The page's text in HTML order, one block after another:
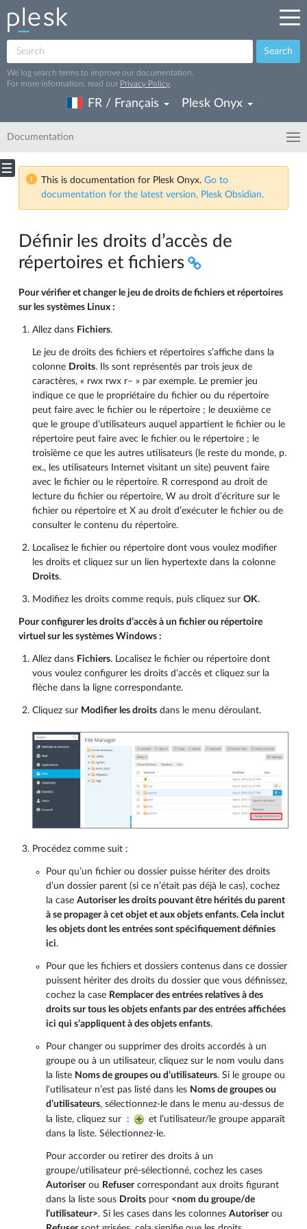
Search
We log search terms to improve our documentation.
For more information, read our Privacy Policy
FR / Français Plesk Onyx
Documentation
This is documentation for Plesk Onyx. Go to
documentation for the latest version, Plesk Obsidian.
Définir les droits d’accès de
répertoires et fichiers
Pour vérifier et changer le jeu de droits de fichiers et répertoires
sur les systèmes Linux :
Allez dans Fichiers.
Le jeu de droits des fichiers et répertoires s’affiche dans la
colonne Droits. Ils sont représentés par trois jeux de
caractères, « rwx rwx r– » par exemple. Le premier jeu
indique ce que le propriétaire du fichier ou du répertoire
peut faire avec le fichier ou le répertoire ; le deuxième ce
que le groupe d’utilisateurs auquel appartient le fichier ou le
répertoire peut faire avec le fichier ou le répertoire ; le
troisième ce que les autres utilisateurs (le reste du monde, p.
ex., les utilisateurs Internet visitant un site) peuvent faire
avec le fichier ou le répertoire. R correspond au droit de
lecture du fichier ou répertoire, W au droit d’écriture sur le
fichier ou répertoire et X au droit d’exécuter le fichier ou de
consulter le contenu du répertoire.
Localisez le fichier ou répertoire dont vous voulez modifier
les droits et cliquez sur un lien hypertexte dans la colonne
Droits.
Modifiez les droits comme requis, puis cliquez sur OK.
Pour configurer les droits d’accès à un fichier ou répertoire
virtuel sur les systèmes Windows :
Allez dans Fichiers. Localisez le fichier ou répertoire dont
vous voulez configurer les droits d’accès et cliquez sur la
flèche dans la ligne correspondante.
Cliquez sur Modifier les droits dans le menu déroulant.
Procédez comme suit :
Pour qu’un fichier ou dossier puisse hériter des droits
d’un dossier parent (si ce n’était pas déjà le cas), cochez
la case Autoriser les droits pouvant être hérités du parent
à se propager à cet objet et aux objets enfants. Cela inclut
les objets dont les entrées sont spécifiquement définies
ici.
Pour que les fichiers et dossiers contenus dans ce dossier
puissent hériter des droits du dossier que vous définissez,
cochez la case Remplacer des entrées relatives à des
droits sur tous les objets enfants par des entrées affichées
ici qui s’appliquent à des objets enfants.
Pour changer ou supprimer des droits accordés à un
groupe ou à un utilisateur, cliquez sur le nom voulu dans
la liste Noms de groupes ou d’utilisateurs. Si le groupe ou
l’utilisateur n’est pas listé dans les Noms de groupes ou
d’utilisateurs, sélectionnez-le dans le menu au-dessus de
la liste, cliquez sur :
et l’utilisateur/le groupe apparaît
dans la liste. Sélectionnez-le.
Pour accorder ou retirer des droits à un
groupe/utilisateur pré-sélectionné, cochez les cases
Autoriserou Refusercorrespondant aux droits figurant
dans la liste sous Droits pour <nom du groupe/de
l’utilisateur>. Si les cases dans les colonnes Autoriserou